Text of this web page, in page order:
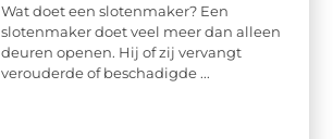
Wat doet een slotenmaker? Een
slotenmaker doet veel meer dan alleen
deuren openen. Hij of zij vervangt
verouderde of beschadigde ...